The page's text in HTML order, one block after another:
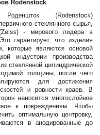
Rodenstock
(Rodenstock)
стеклянного сырья,
- мирового лидера в
гарантирует, что изделия
которые являются основой
индустрии производства
стеклянной цилиндрической
толщины, после чего
для достижения
и ровности краев. В
наносится многослойное
к повреждениям. Чтобы
оптимальную центровку,
в анодированные до